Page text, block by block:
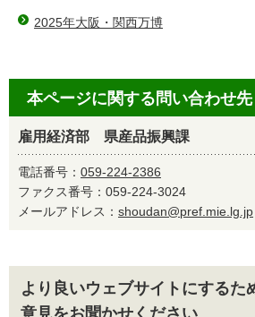
2025年大阪・関西万博
本ページに関する問い合わせ先
雇用経済部 県産品振興課
電話番号： 059-224-2386
ファクス番号：059-224-3024
メールアドレス： shoudan@pref.mie.lg.jp
より良いウェブサイトにするた
意見をお聞かせください